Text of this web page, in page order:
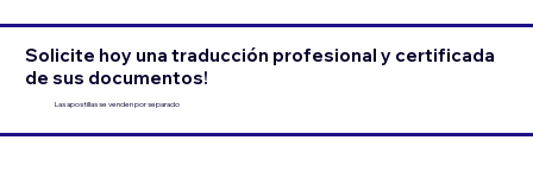
Solicite hoy una traducción profesional y certificada
de sus documentos!
Las apostillas se venden por separado